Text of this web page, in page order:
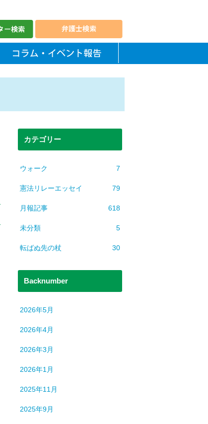
カテゴリー
ウォーク 7
憲法リレーエッセイ 79
月報記事 618
未分類 5
転ばぬ先の杖 30
Backnumber
2026年5月
2026年4月
2026年3月
2026年1月
2025年11月
2025年9月